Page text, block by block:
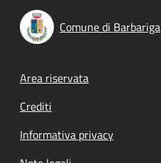
Comune di Barbariga
Footer menu
Area riservata
Crediti
Informativa privacy